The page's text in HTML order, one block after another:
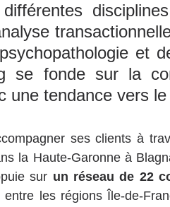
et
se fonde sur la
une tendance vers
ses clients à
la Haute-Garonne à
sur un réseau de 22
les régions Île-de-